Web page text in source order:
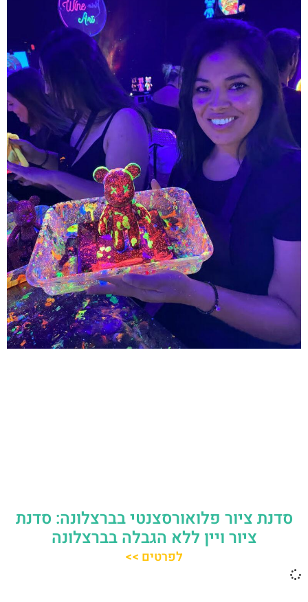
סדנת ציור פלואורסצנטי בברצלונה: סדנת
ציור ויין ללא הגבלה בברצלונה
לפרטים >>